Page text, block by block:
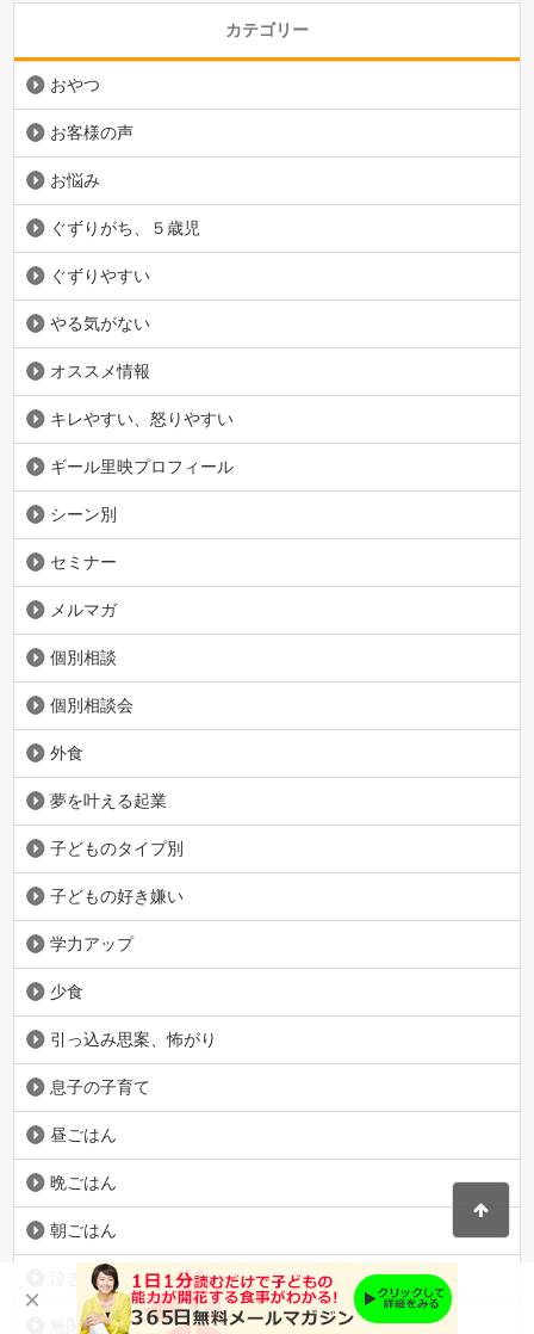
カテゴリー
おやつ
お客様の声
お悩み
ぐずりがち、５歳児
ぐずりやすい
やる気がない
オススメ情報
キレやすい、怒りやすい
ギール里映プロフィール
シーン別
セミナー
メルマガ
個別相談
個別相談会
外食
夢を叶える起業
子どものタイプ別
子どもの好き嫌い
学力アップ
少食
引っ込み思案、怖がり
息子の子育て
昼ごはん
晩ごはん
朝ごはん
泣き虫、めそめそしがち
無関心、感動が薄い
×